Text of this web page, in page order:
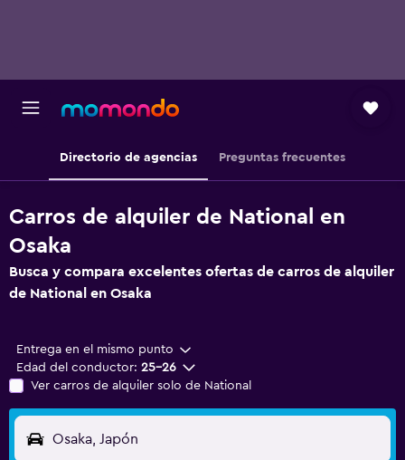
Directorio de agencias Preguntas frecuentes
Carros de alquiler de National en
Osaka
Busca y compara excelentes ofertas de carros de alquiler
de National en Osaka
Entrega en el mismo punto
Edad del conductor: 25-26
Ver carros de alquiler solo de National
Osaka, Japón